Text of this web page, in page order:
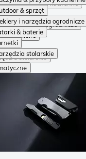
& sprzęt
i narzędzia ogrodnicze
& baterie
stolarskie
& przybory kuchenne
& sprzęt
i narzędzia ogrodnicze
& baterie
stolarskie